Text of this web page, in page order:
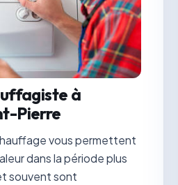
à
Pierre
vous permettent
dans la période plus
souvent sont